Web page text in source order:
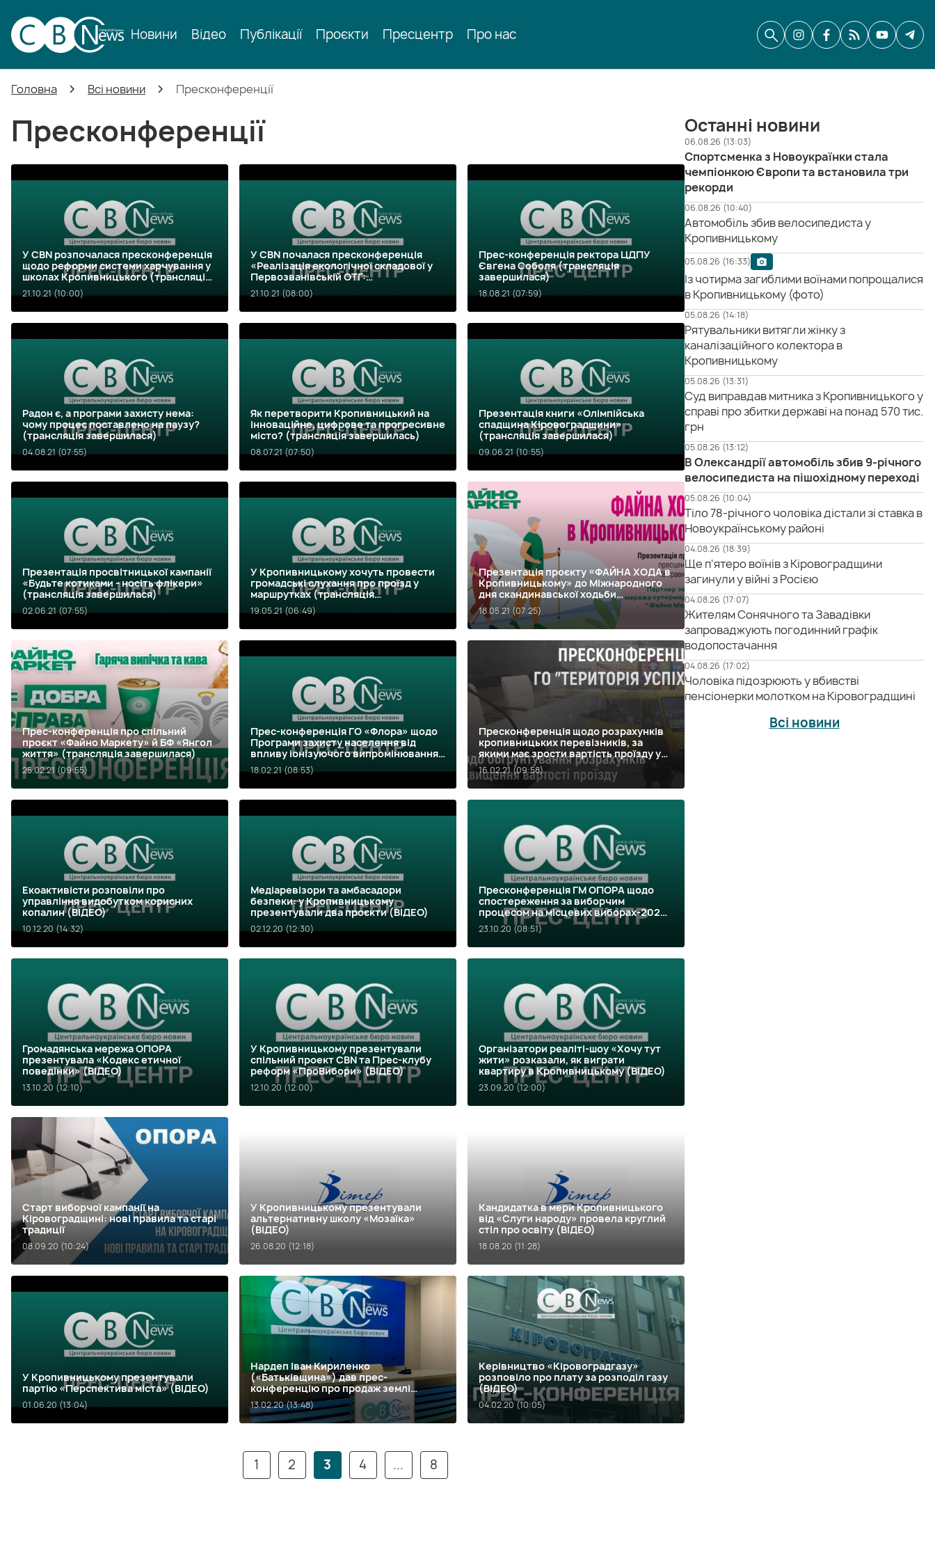
Новини Відео Публікації Проєкти Пресцентр Про нас
Головна Всі новини Пресконференції
Пресконференції
У CBN розпочалася пресконференція
щодо реформи системи харчування у
школах Кропивницького (трансляція
завершилась)
21.10.21 (10:00)
У CBN почалася пресконференція
«Реалізація екологічної складової у
Первозванівській ОТГ:
відповідальність влади та бізнесу»
(трансляція завершилась)
21.10.21 (08:00)
Прес-конференція ректора ЦДПУ
Євгена Соболя (трансляція
завершилася)
18.08.21 (07:59)
Радон є, а програми захисту нема:
чому процес поставлено на паузу?
(трансляція завершилася)
04.08.21 (07:55)
Як перетворити Кропивницький на
інноваційне, цифрове та прогресивне
місто? (трансляція завершилась)
08.07.21 (07:50)
Презентація книги «Олімпійська
спадщина Кіровоградщини»
(трансляція завершилася)
09.06.21 (10:55)
Презентація просвітницької кампанії
«Будьте котиками - носіть флікери»
(трансляція завершилася)
02.06.21 (07:55)
У Кропивницькому хочуть провести
громадські слухання про проїзд у
маршрутках (трансляція
завершилася)
19.05.21 (06:49)
Презентація проєкту «ФАЙНА ХОДА в
Кропивницькому» до Міжнародного
дня скандинавської ходьби
(трансляцію завершили)
18.05.21 (07:25)
Прес-конференція про спільний
проєкт «Файно Маркету» й БФ «Янгол
життя» (трансляція завершилася)
25.02.21 (09:55)
Прес-конференція ГО «Флора» щодо
Програми захисту населення від
впливу іонізуючого випромінювання
(трансляція завершена)
18.02.21 (08:53)
Пресконференція щодо розрахунків
кропивницьких перевізників, за
якими має зрости вартість проїзду у
маршрутках
16.02.21 (09:58)
Екоактивісти розповіли про
управління видобутком корисних
копалин (ВІДЕО)
10.12.20 (14:32)
Медіаревізори та амбасадори
безпеки: у Кропивницькому
презентували два проєкти (ВІДЕО)
02.12.20 (12:30)
Пресконференція ГМ ОПОРА щодо
спостереження за виборчим
процесом на місцевих виборах-2020
(ВІДЕО)
23.10.20 (08:51)
Громадянська мережа ОПОРА
презентувала «Кодекс етичної
поведінки» (ВІДЕО)
13.10.20 (12:10)
У Кропивницькому презентували
спільний проект CBN та Прес-клубу
реформ «ПроВибори» (ВІДЕО)
12.10.20 (12:00)
Організатори реаліті-шоу «Хочу тут
жити» розказали, як виграти
квартиру в Кропивницькому (ВІДЕО)
23.09.20 (12:00)
Старт виборчої кампанії на
Кіровоградщині: нові правила та старі
традиції
08.09.20 (10:24)
У Кропивницькому презентували
альтернативну школу «Мозаїка»
(ВІДЕО)
26.08.20 (12:18)
Кандидатка в мери Кропивницького
від «Слуги народу» провела круглий
стіл про освіту (ВІДЕО)
18.08.20 (11:28)
У Кропивницькому презентували
партію «Перспектива міста» (ВІДЕО)
01.06.20 (13:04)
Нардеп Іван Кириленко
(«Батьківщина») дав прес-
конференцію про продаж землі
(ВІДЕО)
13.02.20 (13:48)
Керівництво «Кіровоградгазу»
розповіло про плату за розподіл газу
(ВІДЕО)
04.02.20 (10:05)
1 2 3 4 ... 8
Останні новини
06.08.26 (13:03)
Спортсменка з Новоукраїнки стала
чемпіонкою Європи та встановила три
рекорди
06.08.26 (10:40)
Автомобіль збив велосипедиста у
Кропивницькому
05.08.26 (16:33)
Із чотирма загиблими воїнами попрощалися
в Кропивницькому (фото)
05.08.26 (14:18)
Рятувальники витягли жінку з
каналізаційного колектора в
Кропивницькому
05.08.26 (13:31)
Суд виправдав митника з Кропивницького у
справі про збитки державі на понад 570 тис.
грн
05.08.26 (13:12)
В Олександрії автомобіль збив 9-річного
велосипедиста на пішохідному переході
05.08.26 (10:04)
Тіло 78-річного чоловіка дістали зі ставка в
Новоукраїнському районі
04.08.26 (18:39)
Ще п'ятеро воїнів з Кіровоградщини
загинули у війні з Росією
04.08.26 (17:07)
Жителям Сонячного та Завадівки
запроваджують погодинний графік
водопостачання
04.08.26 (17:02)
Чоловіка підозрюють у вбивстві
пенсіонерки молотком на Кіровоградщині
Всі новини